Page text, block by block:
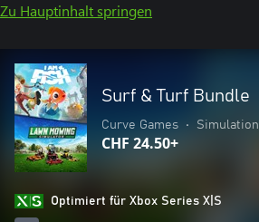
Zu Hauptinhalt springen
Surf & Turf Bundle
Curve Games • Simulation
CHF 24.50+
Optimiert für Xbox Series X|S